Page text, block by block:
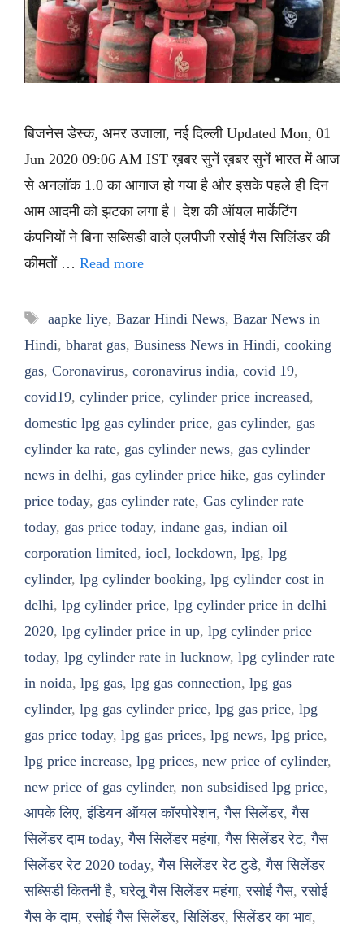
बिजनेस डेस्क, अमर उजाला, नई दिल्ली Updated Mon, 01
Jun 2020 09:06 AM IST ख़बर सुनें ख़बर सुनें भारत में आज
से अनलॉक 1.0 का आगाज हो गया है और इसके पहले ही दिन
आम आदमी को झटका लगा है। देश की ऑयल मार्केटिंग
कंपनियों ने बिना सब्सिडी वाले एलपीजी रसोई गैस सिलिंडर की
कीमतों … Read more
Tags
aapke liye, Bazar Hindi News, Bazar News in
Hindi, bharat gas, Business News in Hindi, cooking
gas, Coronavirus, coronavirus india, covid 19,
covid19, cylinder price, cylinder price increased,
domestic lpg gas cylinder price, gas cylinder, gas
cylinder ka rate, gas cylinder news, gas cylinder
news in delhi, gas cylinder price hike, gas cylinder
price today, gas cylinder rate, Gas cylinder rate
today, gas price today, indane gas, indian oil
corporation limited, iocl, lockdown, lpg, lpg
cylinder, lpg cylinder booking, lpg cylinder cost in
delhi, lpg cylinder price, lpg cylinder price in delhi
2020, lpg cylinder price in up, lpg cylinder price
today, lpg cylinder rate in lucknow, lpg cylinder rate
in noida, lpg gas, lpg gas connection, lpg gas
cylinder, lpg gas cylinder price, lpg gas price, lpg
gas price today, lpg gas prices, lpg news, lpg price,
lpg price increase, lpg prices, new price of cylinder,
new price of gas cylinder, non subsidised lpg price,
आपके लिए,इंडियन ऑयल कॉरपोरेशन,गैस सिलेंडर,गैस
सिलेंडर दाम today,गैस सिलेंडर महंगा,गैस सिलेंडर रेट,गैस
सिलेंडर रेट 2020 today,गैस सिलेंडर रेट टुडे,गैस सिलेंडर
सब्सिडी कितनी है,घरेलू गैस सिलेंडर महंगा,रसोई गैस,रसोई
गैस के दाम,रसोई गैस सिलेंडर,सिलिंडर,सिलेंडर का भाव,